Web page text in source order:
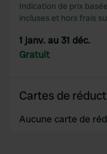
Indication de prix
incluses et hors frais
1 janv. au 31 déc.
Gratuit
Cartes de
Aucune carte de